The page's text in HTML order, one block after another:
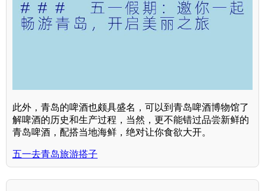
此外，青岛的啤酒也颇具盛名，可以到青岛啤酒博物馆了
解啤酒的历史和生产过程，当然，更不能错过品尝新鲜的
青岛啤酒，配搭当地海鲜，绝对让你食欲大开。
五一去青岛旅游搭子